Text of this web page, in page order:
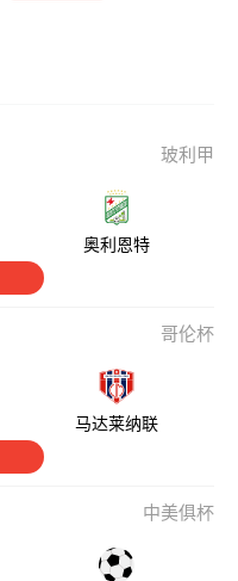
玻利甲
奥利恩特
哥伦杯
马达莱纳联
中美俱杯